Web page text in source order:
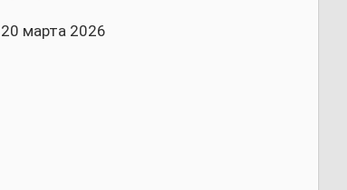
20 марта 2026